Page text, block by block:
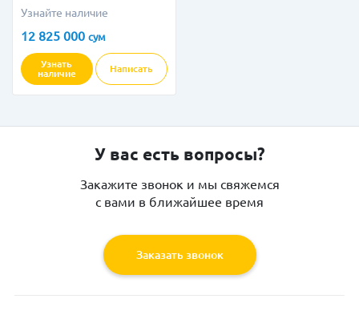
- 24 BTU
Узнайте наличие
12 825 000 сум
Узнать
наличие
Написать
У вас есть вопросы?
Закажите звонок и мы свяжемся
с вами в ближайшее время
Заказать звонок